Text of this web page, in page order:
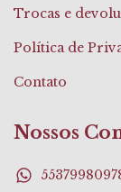
Trocas e
Política de
Contato
Nossos